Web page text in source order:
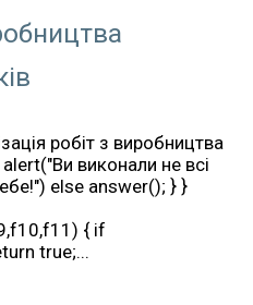
робіт з виробництва
виконали не всі
else answer(); } }
{ if
true;...